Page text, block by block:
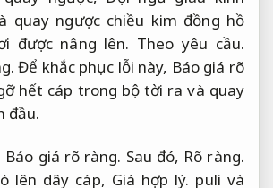
quay ngược chiều kim đồng hồ
được nâng lên. Theo yêu cầu.
Để khắc phục lỗi này, Báo giá rõ
hết cáp trong bộ tời ra và quay
đầu.
Báo giá rõ ràng. Sau đó, Rõ ràng.
lên dây cáp, Giá hợp lý. puli và